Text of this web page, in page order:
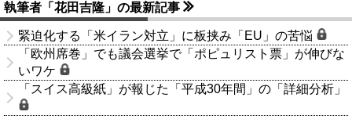
執筆者「花田吉隆」の最新記事
緊迫化する「米イラン対立」に板挟み「EU」の苦悩
「欧州席巻」でも議会選挙で「ポピュリスト票」が伸びな
いワケ
「スイス高級紙」が報じた「平成30年間」の「詳細分析」